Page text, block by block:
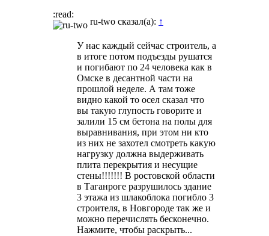
:read:
ru-two сказал(а): ↑
У нас каждый сейчас строитель, а
в итоге потом подъезды рушатся
и погибают по 24 человека как в
Омске в десантной части на
прошлой неделе. А там тоже
видно какой то осел сказал что
вы такую глупость говорите и
залили 15 см бетона на полы для
выравнивания, при этом ни кто
из них не захотел смотреть какую
нагрузку должна выдерживать
плита перекрытия и несущие
стены!!!!!!! В ростовской области
в Таганроге разрушилось здание
3 этажа из шлакоблока погибло 3
строителя, в Новгороде так же и
можно перечислять бесконечно.
Нажмите, чтобы раскрыть...